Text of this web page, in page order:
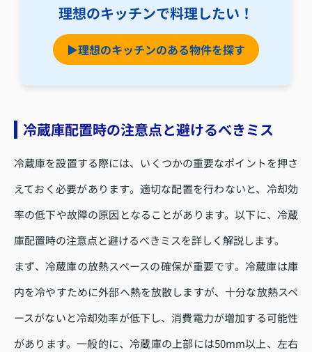
理想のキッチンで料理したい！
▶理想のキッチンのある物件を探す
冷蔵庫配置時の注意点と避けるべきミス
冷蔵庫を設置する際には、いくつかの重要なポイントを押さ
えておく必要があります。適切な配置を行わないと、冷却効
率の低下や故障の原因となることがあります。以下に、冷蔵
庫配置時の注意点と避けるべきミスを詳しく解説します。
まず、冷蔵庫の放熱スペースの確保が重要です。冷蔵庫は庫
内を冷やすために外部へ熱を放散しますが、十分な放熱スペ
ースがないと冷却効率が低下し、消費電力が増加する可能性
があります。一般的に、冷蔵庫の上部には50mm以上、左右